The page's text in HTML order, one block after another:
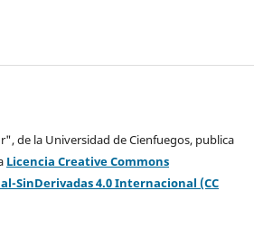
de la Universidad de Cienfuegos, publica
Licencia Creative Commons
SinDerivadas 4.0 Internacional (CC